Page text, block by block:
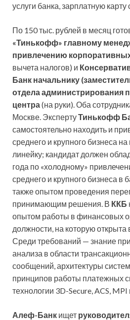
услуги банка, зарплатную карту
По 150 тыс. рублей в месяц
«Тинькофф» главному
привлечению
вычета налогов) и
Банк начальнику
отдела администрирования
центра(на руки). Оба
Москве. ЭкспертуТинькофф
самостоятельно находить и
среднего и крупного бизнеса
линейку; кандидат должен
года по «холодному»
среднего и крупного бизнеса в
также опытом проведения
принимающим решения. В ККБ
опытом работы в финансовых
должности, на которую открыта
Среди требований — знание
анализа в области
сообщений, архитектуры
принципов работы платежных
технологии 3D-Secure, ACS, MPI
Алеф-Банк ищет